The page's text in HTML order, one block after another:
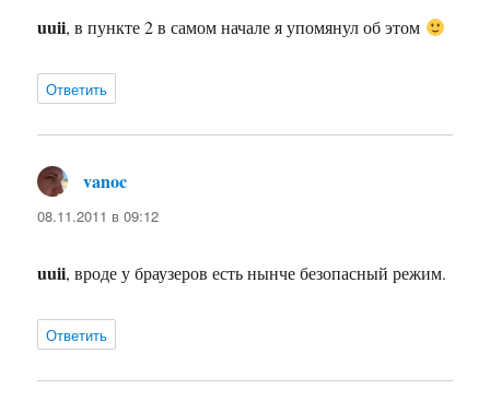
uuii, в пункте 2 в самом начале я упомянул об этом
Ответить
vanoc
08.11.2011 в 09:12
uuii, вроде у браузеров есть нынче безопасный режим.
Ответить